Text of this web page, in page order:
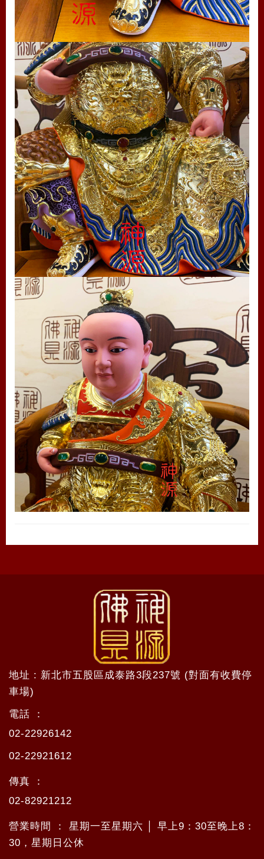
地址 : 新北市五股區成泰路3段237號 (對面有收費停
車場)
電話 ：
02-22926142
02-22921612
傳真 ：
02-82921212
營業時間 ： 星期一至星期六 │ 早上9：30至晚上8：
30，星期日公休